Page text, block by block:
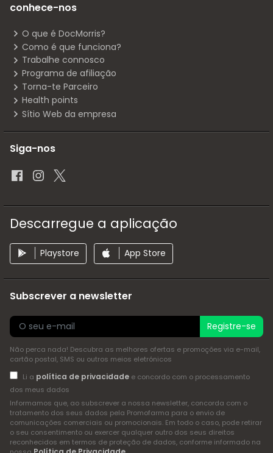
conhece-nos
O que é DocMorris?
Como é que funciona?
Trabalhe connosco
Programa de afiliação
Torna-te Parceiro
Health points
Sítio Web da empresa
Siga-nos
Descarregue a aplicação
Playstore App Store
Subscrever a newsletter
Registre-se
Não perca nada! Descubra as melhores ofertas e promoções via e-mail,
cartão postal, SMS ou outros meios eletrónicos
Li a política de privacidadee concordo com o processamento
dos meus dados
Informamos que, ao subscrever a nossa newsletter, concorda com o
tratamento dos seus dados pela Promofarma para o envio de
comunicações comerciais ou promocionais. Em todo o caso, pode retirar
o seu consentimento ou exercer qualquer outro dos seus direitos
reconhecidos em termos de proteção de dados, conforme informado na